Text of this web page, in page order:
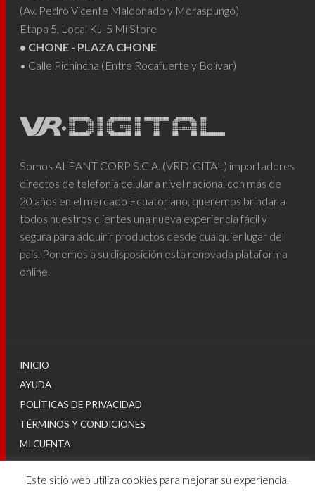
(Av. Pedro Vicente Maldonado y Moraspungo)
Etapa 5, Local KJ-5 Mi Store
• CHONE - PLAZA CHONE
• Calle Pichincha (Entre Rocafuerte y Bolívar)
Somos ALEANT CORP S.C.A. (VRDIGITAL) importadores
directos de telefonía celular a nivel nacional con más de
20 años en el mercado Ecuatoriano, queremos brindar a
todos nuestros clientes una nueva experiencia fácil y
segura para adquirir productos desde cualquier lugar del
país. Ponemos a su disposición esta renovada plataforma
online.
INICIO
AYUDA
POLÍTICAS DE PRIVACIDAD
TÉRMINOS Y CONDICIONES
MI CUENTA
Este sitio web utiliza cookies para mejorar su experiencia.